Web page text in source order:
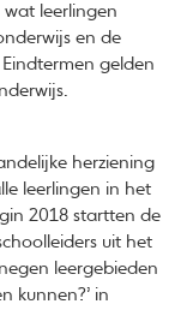
leerlingen
en de
gelden
herziening
leerlingen in het
2018 startten de
uit het
leergebieden
kunnen?’ in